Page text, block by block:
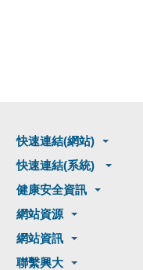
快速連結(網站)
快速連結(系統)
健康安全資訊
網站資源
網站資訊
聯繫興大